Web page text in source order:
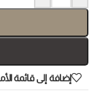
إضافة إلى قائمة